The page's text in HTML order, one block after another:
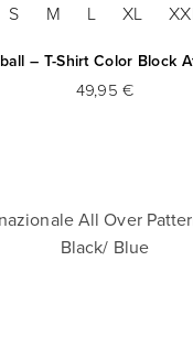
S M L XL
– T-Shirt Color Block
49,95 €